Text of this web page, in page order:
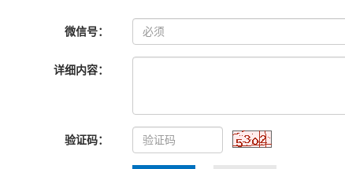
微信号：
详细内容：
验证码：